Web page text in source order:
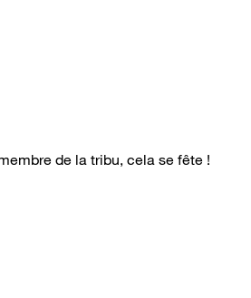
de la tribu, cela se fête !